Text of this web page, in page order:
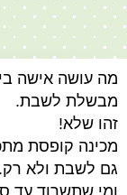
מה עושה אישה
מבשלת לשבת.
זהו שלא!
מכינה קופסת
גם לשבת ולא רק.
ומי שתשרוד עד